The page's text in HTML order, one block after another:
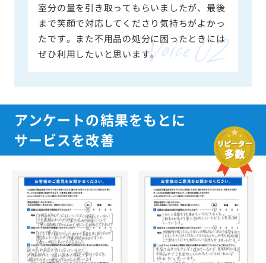
室分の量を引き取ってもらいましたが、最後
まで笑顔で対応してくださり気持ちがよかっ
たです。また不用品の処分に困ったときには
ぜひ利用したいと思います。
アンケートの結果をもとに
サービスを改善